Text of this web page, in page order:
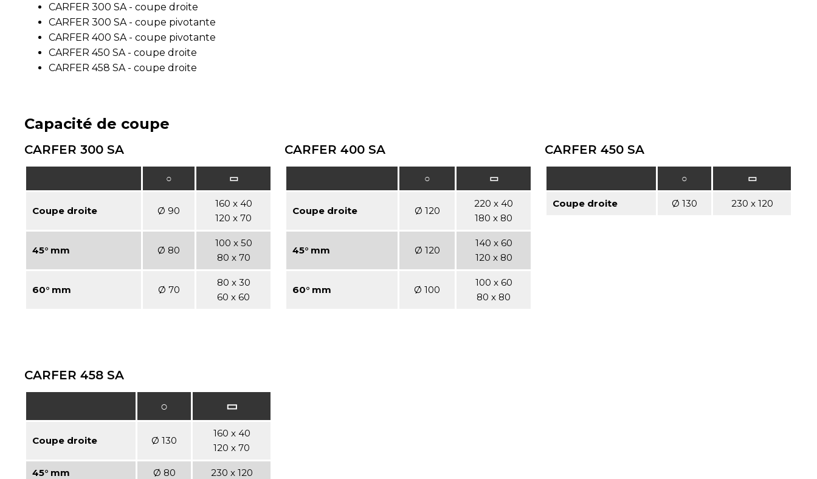
CARFER 300 SA - coupe droite
CARFER 300 SA - coupe pivotante
CARFER 400 SA - coupe pivotante
CARFER 450 SA - coupe droite
CARFER 458 SA - coupe droite
Capacité de coupe
CARFER 300 SA
○ ▭
Coupe droite Ø 90
160 x 40
120 x 70
45° mm Ø 80
100 x 50
80 x 70
60° mm Ø 70
80 x 30
60 x 60
CARFER 400 SA
○ ▭
Coupe droite Ø 120
220 x 40
180 x 80
45° mm Ø 120
140 x 60
120 x 80
60° mm Ø 100
100 x 60
80 x 80
CARFER 450 SA
○ ▭
Coupe droite Ø 130 230 x 120
CARFER 458 SA
○ ▭
Coupe droite Ø 130
160 x 40
120 x 70
45° mm Ø 80 230 x 120